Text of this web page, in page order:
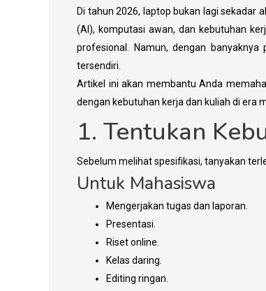
Di tahun 2026, laptop bukan lagi
(AI), komputasi awan, dan kebutuhan
profesional. Namun, dengan
tersendiri.
Artikel ini akan membantu Anda
dengan kebutuhan kerja dan kuliah di era
1. Tentukan
Sebelum melihat spesifikasi, tanyakan
Untuk Mahasiswa
Mengerjakan tugas dan laporan.
Presentasi.
Riset online.
Kelas daring.
Editing ringan.